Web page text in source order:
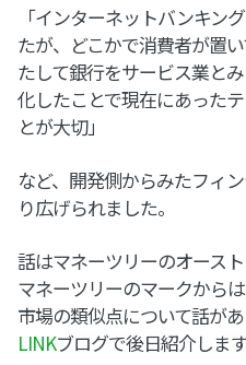
「インターネットバンキン
たが、どこかで消費者が置
たして銀行をサービス業と
化したことで現在にあった
とが大切」
など、開発側からみたフィ
り広げられました。
話はマネーツリーのオース
マネーツリーのマークから
市場の類似点について話が
LINKブログで後日紹介します